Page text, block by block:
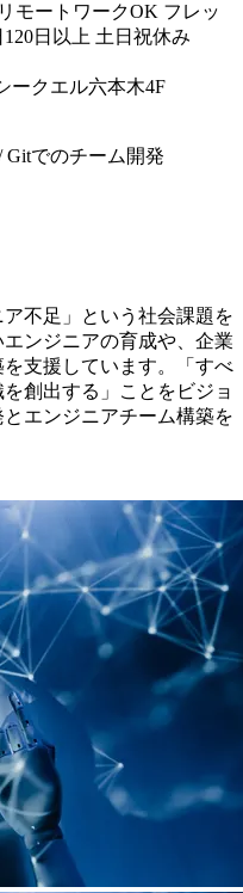
リモートワークOK フレッ
日以上 土日祝休み
ークエル六本木4F
Gitでのチーム開発
不足」という社会課題を
ンジニアの育成や、企業
支援しています。「すべ
創出する」ことをビジョ
エンジニアチーム構築を